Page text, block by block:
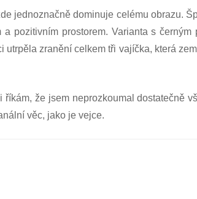
jednoznačně dominuje celému obrazu.
pozitivním prostorem. Varianta s černým
zranění celkem tři vajíčka, která
že jsem neprozkoumal dostatečně
věc, jako je vejce.